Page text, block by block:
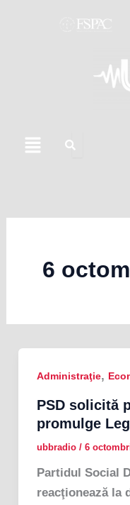
Menu
6
Administraţie,
PSD solicită
promulge
ubbradio / 6
Partidul Social
reacţionează la